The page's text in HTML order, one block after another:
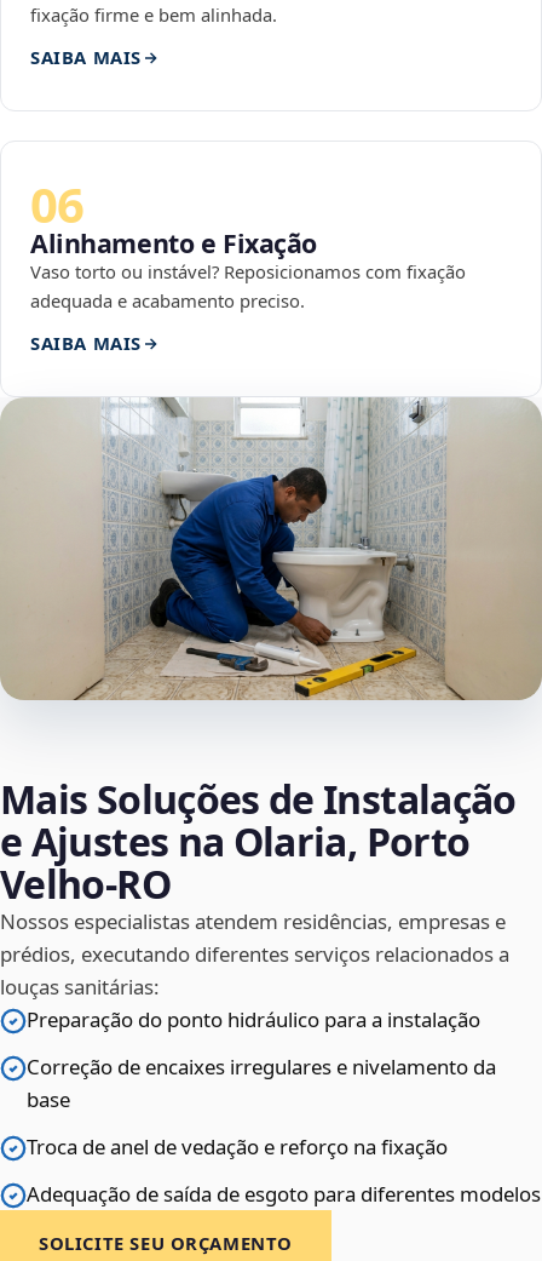
fixação firme e bem alinhada.
SAIBA MAIS
06
Alinhamento e Fixação
Vaso torto ou instável? Reposicionamos com fixação
adequada e acabamento preciso.
SAIBA MAIS
Mais Soluções de Instalação
e Ajustes na Olaria, Porto
Velho‑RO
Nossos especialistas atendem residências, empresas e
prédios, executando diferentes serviços relacionados a
louças sanitárias:
Preparação do ponto hidráulico para a instalação
Correção de encaixes irregulares e nivelamento da
base
Troca de anel de vedação e reforço na fixação
Adequação de saída de esgoto para diferentes modelos
SOLICITE SEU ORÇAMENTO